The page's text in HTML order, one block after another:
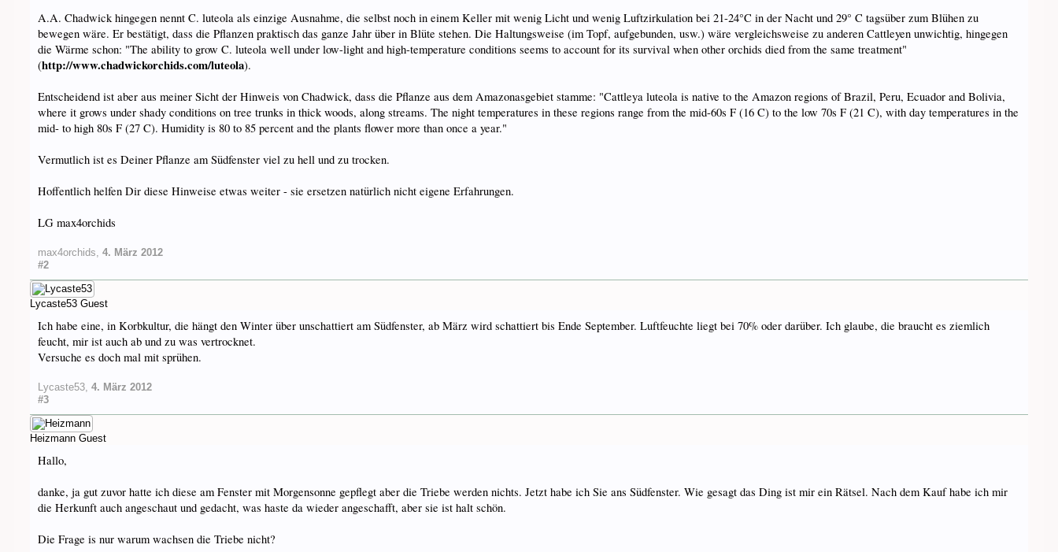
A.A. Chadwick hingegen nennt C. luteola als einzige Ausnahme, die selbst noch in einem Keller mit wenig Licht und wenig Luftzirkulation bei 21-24°C in der Nacht und 29° C tagsüber zum Blühen zu
bewegen wäre. Er bestätigt, dass die Pflanzen praktisch das ganze Jahr über in Blüte stehen. Die Haltungsweise (im Topf, aufgebunden, usw.) wäre vergleichsweise zu anderen Cattleyen unwichtig, hingegen
die Wärme schon: "The ability to grow C. luteola well under low-light and high-temperature conditions seems to account for its survival when other orchids died from the same treatment"
(http://www.chadwickorchids.com/luteola).
Entscheidend ist aber aus meiner Sicht der Hinweis von Chadwick, dass die Pflanze aus dem Amazonasgebiet stamme: "Cattleya luteola is native to the Amazon regions of Brazil, Peru, Ecuador and Bolivia,
where it grows under shady conditions on tree trunks in thick woods, along streams. The night temperatures in these regions range from the mid-60s F (16 C) to the low 70s F (21 C), with day temperatures in the
mid- to high 80s F (27 C). Humidity is 80 to 85 percent and the plants flower more than once a year."
Vermutlich ist es Deiner Pflanze am Südfenster viel zu hell und zu trocken.
Hoffentlich helfen Dir diese Hinweise etwas weiter - sie ersetzen natürlich nicht eigene Erfahrungen.
LG max4orchids
max4orchids, 4. März 2012
#2
Lycaste53 Guest
Ich habe eine, in Korbkultur, die hängt den Winter über unschattiert am Südfenster, ab März wird schattiert bis Ende September. Luftfeuchte liegt bei 70% oder darüber. Ich glaube, die braucht es ziemlich
feucht, mir ist auch ab und zu was vertrocknet.
Versuche es doch mal mit sprühen.
Lycaste53, 4. März 2012
#3
Heizmann Guest
Hallo,
danke, ja gut zuvor hatte ich diese am Fenster mit Morgensonne gepflegt aber die Triebe werden nichts. Jetzt habe ich Sie ans Südfenster. Wie gesagt das Ding ist mir ein Rätsel. Nach dem Kauf habe ich mir
die Herkunft auch angeschaut und gedacht, was haste da wieder angeschafft, aber sie ist halt schön.
Die Frage is nur warum wachsen die Triebe nicht?